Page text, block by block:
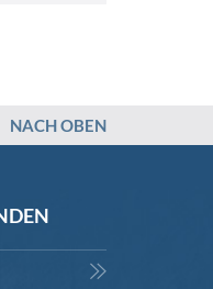
NACH OBEN